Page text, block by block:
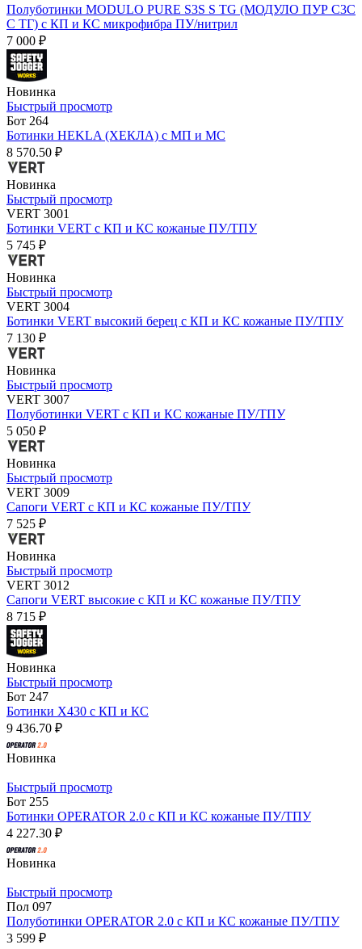
Полуботинки MODULO PURE S3S S TG (МОДУЛО ПУР С3С
С ТГ) с КП и КС микрофибра ПУ/нитрил
7 000 ₽
Новинка
Быстрый просмотр
Бот 264
Ботинки HEKLA (ХЕКЛА) с МП и МС
8 570.50 ₽
Новинка
Быстрый просмотр
VERT 3001
Ботинки VERT с КП и КС кожаные ПУ/ТПУ
5 745 ₽
Новинка
Быстрый просмотр
VERT 3004
Ботинки VERT высокий берец с КП и КС кожаные ПУ/ТПУ
7 130 ₽
Новинка
Быстрый просмотр
VERT 3007
Полуботинки VERT с КП и КС кожаные ПУ/ТПУ
5 050 ₽
Новинка
Быстрый просмотр
VERT 3009
Сапоги VERT с КП и КС кожаные ПУ/ТПУ
7 525 ₽
Новинка
Быстрый просмотр
VERT 3012
Сапоги VERT высокие с КП и КС кожаные ПУ/ТПУ
8 715 ₽
Новинка
Быстрый просмотр
Бот 247
Ботинки Х430 с КП и КС
9 436.70 ₽
Новинка
Быстрый просмотр
Бот 255
Ботинки OPERATOR 2.0 с КП и КС кожаные ПУ/ТПУ
4 227.30 ₽
Новинка
Быстрый просмотр
Пол 097
Полуботинки OPERATOR 2.0 с КП и КС кожаные ПУ/ТПУ
3 599 ₽